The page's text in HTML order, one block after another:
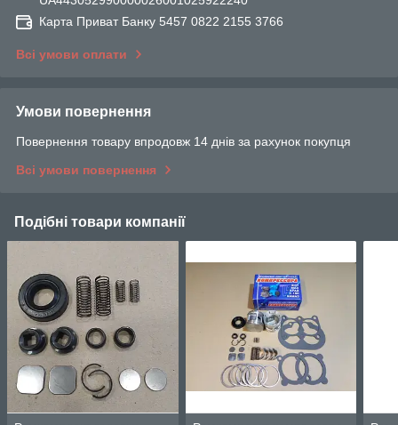
Карта Приват Банку 5457 0822 2155 3766
Всі умови оплати
Умови повернення
Повернення товару впродовж 14 днів за рахунок покупця
Всі умови повернення
Подібні товари компанії